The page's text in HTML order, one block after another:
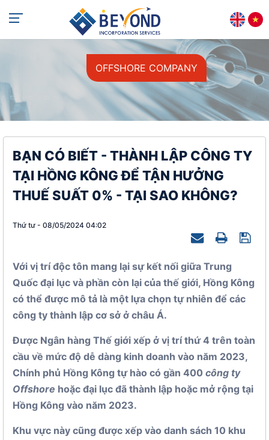
+84 813 405 565
support@beyondincorp.com
OFFSHORE COMPANY
BẠN CÓ BIẾT - THÀNH LẬP CÔNG TY
TẠI HỒNG KÔNG ĐỂ TẬN HƯỞNG
THUẾ SUẤT 0% - TẠI SAO KHÔNG?
Thứ tư - 08/05/2024 04:02
Với vị trí độc tôn mang lại sự kết nối giữa Trung
Quốc đại lục và phần còn lại của thế giới, Hồng Kông
có thể được mô tả là một lựa chọn tự nhiên để các
công ty thành lập cơ sở ở châu Á.
Được Ngân hàng Thế giới xếp ở vị trí thứ 4 trên toàn
cầu về mức độ dễ dàng kinh doanh vào năm 2023,
Chính phủ Hồng Kông tự hào có gần 400 công ty
Offshore hoặc đại lục đã thành lập hoặc mở rộng tại
Hồng Kông vào năm 2023.
Khu vực này cũng được xếp vào danh sách 10 khu